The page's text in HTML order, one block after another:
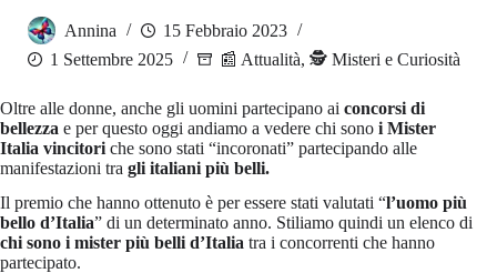
Annina
15 Febbraio 2023
1 Settembre 2025
📰 Attualità, 🕵️ Misteri e Curiosità
Oltre alle donne, anche gli uomini partecipano ai concorsi di
bellezza e per questo oggi andiamo a vedere chi sono i Mister
Italia vincitori che sono stati “incoronati” partecipando alle
manifestazioni tra gli italiani più belli.
Il premio che hanno ottenuto è per essere stati valutati “l’uomo più
bello d’Italia” di un determinato anno. Stiliamo quindi un elenco di
chi sono i mister più belli d’Italia tra i concorrenti che hanno
partecipato.